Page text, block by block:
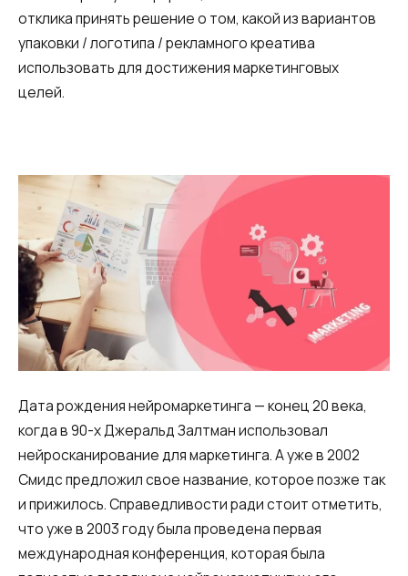
отклика принять решение о том, какой из вариантов
упаковки / логотипа / рекламного креатива
использовать для достижения маркетинговых
целей.
Дата рождения нейромаркетинга — конец 20 века,
когда в 90-х Джеральд Залтман использовал
нейросканирование для маркетинга. А уже в 2002
Смидс предложил свое название, которое позже так
и прижилось. Справедливости ради стоит отметить,
что уже в 2003 году была проведена первая
международная конференция, которая была